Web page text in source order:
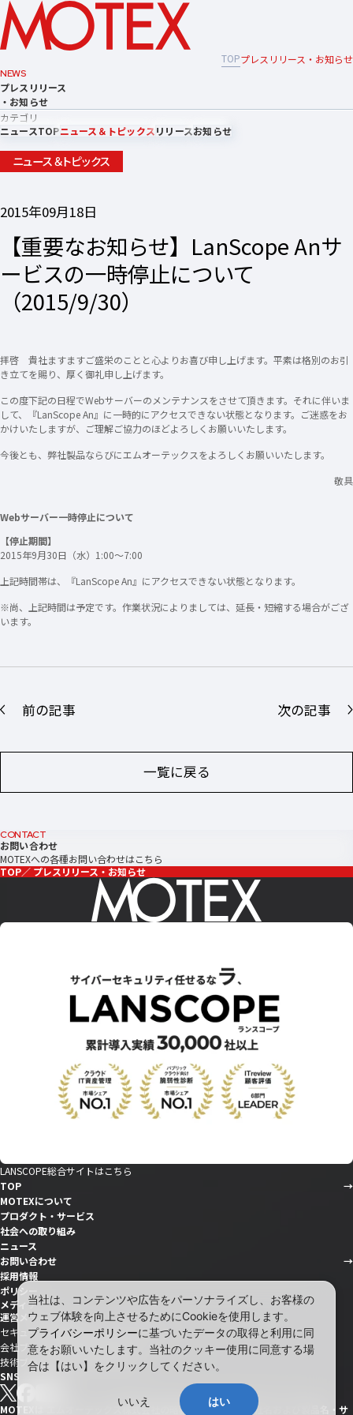
TOPプレスリリース・お知らせ
NEWS
プレスリリース
・お知らせ
カテゴリ
ニュースTOPニュース＆トピックスリリースお知らせ
ニュース＆トピックス
2015年09月18日
【重要なお知らせ】LanScope Anサ
ービスの一時停止について
（2015/9/30）
拝啓 貴社ますますご盛栄のことと心よりお喜び申し上げます。平素は格別のお引
き立てを賜り、厚く御礼申し上げます。
この度下記の日程でWebサーバーのメンテナンスをさせて頂きます。それに伴いま
して、『LanScope An』に一時的にアクセスできない状態となります。ご迷惑をお
かけいたしますが、ご理解ご協力のほどよろしくお願いいたします。
今後とも、弊社製品ならびにエムオーテックスをよろしくお願いいたします。
敬具
Webサーバー一時停止について
【停止期間】
2015年9月30日（水）1:00～7:00
上記時間帯は、『LanScope An』にアクセスできない状態となります。
※尚、上記時間は予定です。作業状況によりましては、延長・短縮する場合がござ
います。
前の記事
一覧に戻る
次の記事
CONTACT
お問い合わせ
MOTEXへの各種お問い合わせはこちら
TOP
プレスリリース・お知らせ
LANSCOPE総合サイトはこちら
TOP
MOTEXについて
プロダクト・サービス
社会への取り組み
ニュース
お問い合わせ
採用情報
ポリシー
メディア
運営メディア
セキュリティ情報サイト「wiz LANCOPE」
会社ブログ「MOTEX公式note」
技術ブログ「MOTEX TECH BLOG」
SNS
MOTEXは エムオーテックス株式会社の略称です。記載の会社名および製品名・サ
当社は、コンテンツや広告をパーソナライズし、お客様の
ウェブ体験を向上させるためにCookieを使用します。
プライバシーポリシーに基づいたデータの取得と利用に同
意をお願いいたします。当社のクッキー使用に同意する場
合は【はい】をクリックしてください。
いいえ はい